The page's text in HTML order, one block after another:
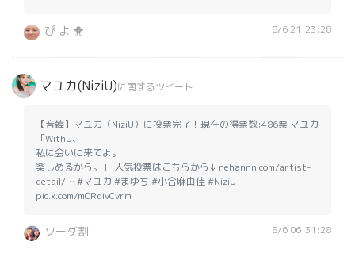
ぴ よ 🐥 8/6 21:23:28
マユカ(NiziU)に関するツイート
【音韓】マユカ（NiziU）に投票完了！現在の得票数:486票 マユカ
「WithU、
私に会いに来てよ。
楽しめるから。」 人気投票はこちらから↓ nehannn.com/artist-
detail/… #マユカ #まゆち #小合麻由佳 #NiziU
pic.x.com/mCRdivCvrm
ソーダ割 8/6 06:31:28